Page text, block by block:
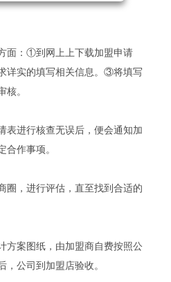
：①到网上上下载加盟申请
详实的填写相关信息。③将填写
核。
进行核查无误后，便会通知加
合作事项。
，进行评估，直至找到合适的
案图纸，由加盟商自费按照公
，公司到加盟店验收。